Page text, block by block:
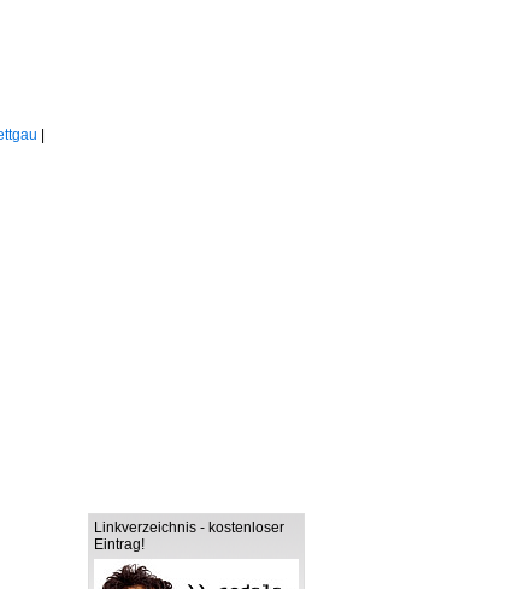
Linkverzeichnis - kostenloser
Eintrag!